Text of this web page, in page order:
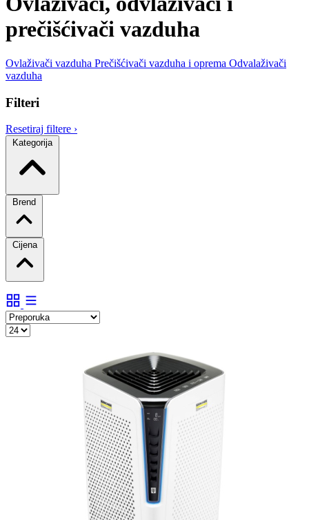
prečišćivači vazduha
Ovlaživači vazduha Prečišćivači vazduha i oprema Odvalaživači
vazduha
Filteri
Resetiraj filtere ›
Kategorija
Brend
Cijena